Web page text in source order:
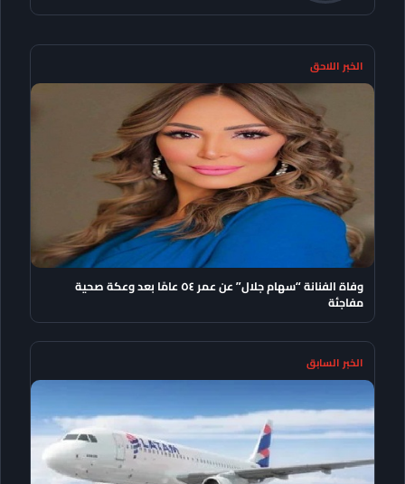
الخبر اللاحق
وفاة الفنانة “سهام جلال” عن عمر ٥٤ عامًا بعد وعكة صحية
مفاجئة
الخبر السابق